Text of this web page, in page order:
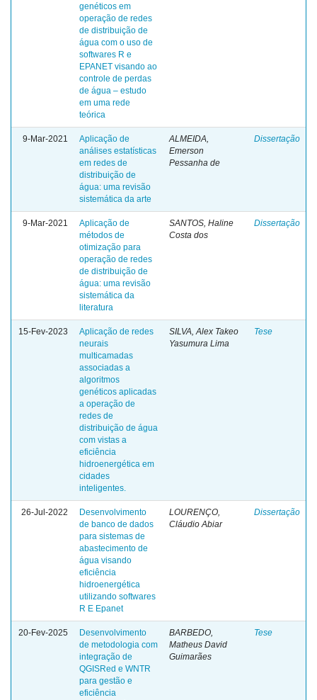
genéticos em
operação de redes
de distribuição de
água com o uso de
softwares R e
EPANET visando ao
controle de perdas
de água – estudo
em uma rede
teórica
9-Mar-2021
Aplicação de
análises estatísticas
em redes de
distribuição de
água: uma revisão
sistemática da arte
ALMEIDA,
Emerson
Pessanha de
Dissertação
9-Mar-2021
Aplicação de
métodos de
otimização para
operação de redes
de distribuição de
água: uma revisão
sistemática da
literatura
SANTOS, Haline
Costa dos
Dissertação
15-Fev-2023
Aplicação de redes
neurais
multicamadas
associadas a
algoritmos
genéticos aplicadas
a operação de
redes de
distribuição de água
com vistas a
eficiência
hidroenergética em
cidades
inteligentes.
SILVA, Alex Takeo
Yasumura Lima
Tese
26-Jul-2022
Desenvolvimento
de banco de dados
para sistemas de
abastecimento de
água visando
eficiência
hidroenergética
utilizando softwares
R E Epanet
LOURENÇO,
Cláudio Abiar
Dissertação
20-Fev-2025
Desenvolvimento
de metodologia com
integração de
QGISRed e WNTR
para gestão e
eficiência
BARBEDO,
Matheus David
Guimarães
Tese